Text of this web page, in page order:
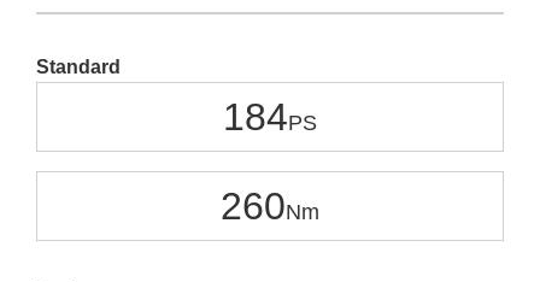
Standard
184
260